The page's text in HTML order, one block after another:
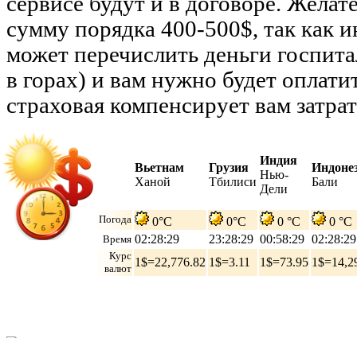
сумму порядка 400-500$, так как
может перечислить деньги
в горах) и вам нужно будет
страховая компенсирует вам
Вьетнам
Ханой
Грузия
Тбилиси
Индия
Нью-
Дели
Бали
Погода 0°C 0°C 0 °C 0 °C
Время 02:28:30 23:28:30 00:58:30 02:28:30
Курс
валют 1$=22,776.82 1$=3.11 1$=73.95